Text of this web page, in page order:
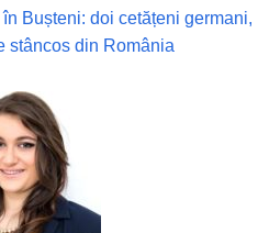
Bușteni: doi cetățeni germani,
stâncos din România